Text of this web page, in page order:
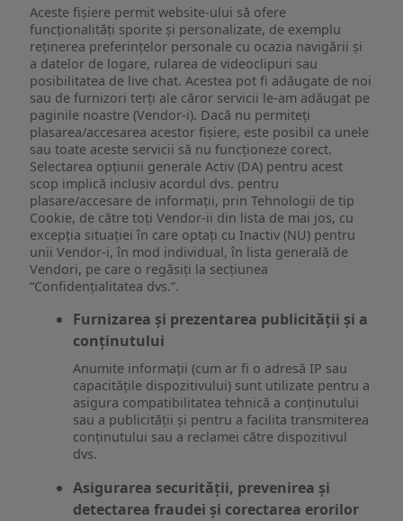
Aceste fișiere permit website-ului să ofere
funcționalități sporite și personalizate, de exemplu
reţinerea preferinţelor personale cu ocazia navigării și
a datelor de logare, rularea de videoclipuri sau
posibilitatea de live chat. Acestea pot fi adăugate de noi
sau de furnizori terți ale căror servicii le-am adăugat pe
paginile noastre (Vendor-i). Dacă nu permiteți
plasarea/accesarea acestor fișiere, este posibil ca unele
sau toate aceste servicii să nu funcționeze corect.
Selectarea opțiunii generale Activ (DA) pentru acest
scop implică inclusiv acordul dvs. pentru
plasare/accesare de informații, prin Tehnologii de tip
Cookie, de către toți Vendor-ii din lista de mai jos, cu
excepția situației în care optați cu Inactiv (NU) pentru
unii Vendor-i, în mod individual, în lista generală de
Vendori, pe care o regăsiți la secțiunea
“Confidențialitatea dvs.”.
Furnizarea și prezentarea publicității și a
conținutului
Anumite informații (cum ar fi o adresă IP sau
capacitățile dispozitivului) sunt utilizate pentru a
asigura compatibilitatea tehnică a conținutului
sau a publicității și pentru a facilita transmiterea
conținutului sau a reclamei către dispozitivul
dvs.
Asigurarea securității, prevenirea și
detectarea fraudei și corectarea erorilor